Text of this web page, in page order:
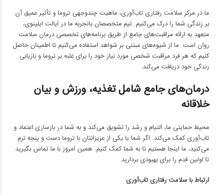
ما در مرکز سلامت رفتاری تاب‌آوری، ماهیت چندوجهی تروما و تأثیر عمیق آن
بر زندگی شما را درک می‌کنیم. تیم متخصصان باتجربه ما در ایالت ایلینوی،
متعهد به ارائه مراقبت‌های جامع از طریق برنامه‌های تخصصی درمان سلامت
روان است. ما از شیوه‌های مبتنی بر شواهد استفاده می‌کنیم تا اطمینان حاصل
کنیم که هر فرد مراقبت شخصی مورد نیاز خود را برای غلبه بر تروما و بازیابی
زندگی خود دریافت می‌کند.
درمان‌های جامع شامل تغذیه، ورزش و بیان
خلاقانه
محیط حمایتی ما، التیام و رشد را تشویق می‌کند و به شما در بازسازی اعتماد و
تاب‌آوری کمک می‌کند. اگر شما یا یکی از عزیزانتان با تروما دست و پنجه نرم
می‌کنید، ما اینجا هستیم تا به شما کمک کنیم. همین امروز با ما تماس بگیرید
تا اولین قدم را برای بهبودی بردارید.
ارتباط با سلامت رفتاری تاب‌آوری